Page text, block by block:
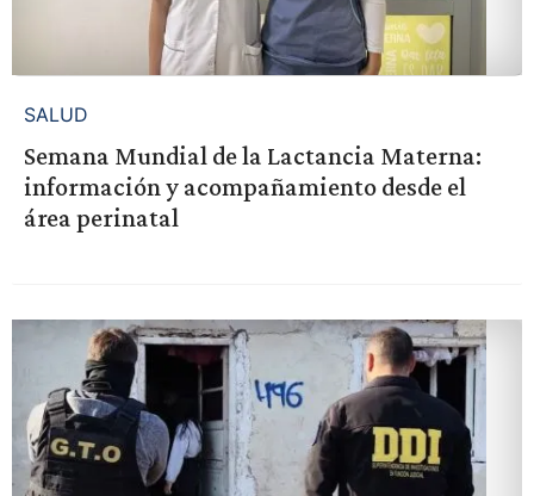
SALUD
Semana Mundial de la Lactancia Materna:
información y acompañamiento desde el
área perinatal